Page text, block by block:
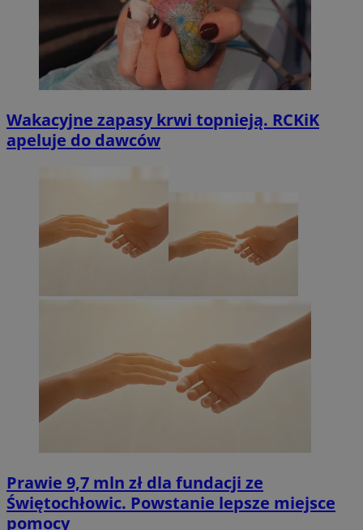
Wakacyjne zapasy krwi topnieją. RCKiK
apeluje do dawców
Prawie 9,7 mln zł dla fundacji ze
Świętochłowic. Powstanie lepsze miejsce
pomocy